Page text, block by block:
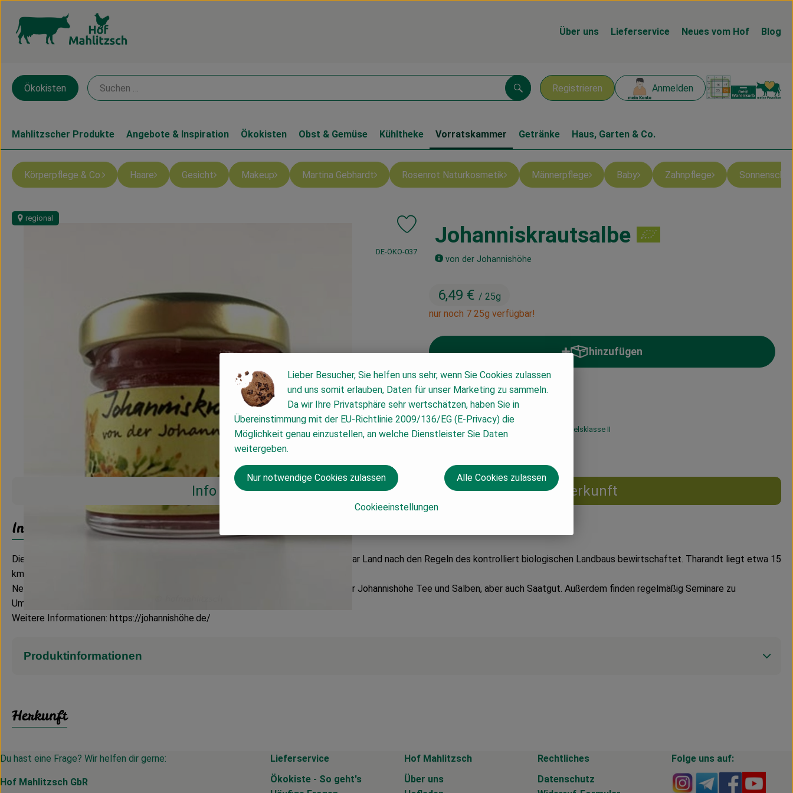
Über uns Lieferservice Neues vom Hof Blog
Registrieren Anmelden
Suchen
Ökokisten
Mahlitzscher Produkte Angebote & Inspiration Ökokisten Obst & Gemüse Kühltheke Vorratskammer Getränke Haus, Garten & Co.
Körperpflege & Co. Haare Gesicht Makeup Martina Gebhardt Rosenrot Naturkosmetik Männerpflege Baby Zahnpflege
Johanniskrautsalbe
von der Johannishöhe
6,49 € / 25g
nur noch 7 25g verfügbar!
regional
Produkt zu Favouriten hinzufügen
, Kontrollstelle:
DE-ÖKO-037
hinzufügen
Produkt zum Warenkorb hinzufügen
25g
#53776 6,49 €/ 25g Handelsklasse II
Info Herkunft
Info
Die Johannishöhe Tharandt ist ein kleinerer Landwirtschaftsbetrieb, der ca. 5 Hektar Land nach den Regeln des kontrolliert biologischen Landbaus bewirtschaftet. Tharandt liegt etwa 15
km von südwestlich von Dresden.
Neben Gemüse und Getreide vermarktet der Bereich des Garten- und Landbaus der Johannishöhe Tee und Salben, aber auch Saatgut. Außerdem finden regelmäßig Seminare zu
Umweltthemen sowie ein Naturmarkt in Tharandt statt.
Weitere Informationen: https://johannishöhe.de/
Produktinformationen
Herkunft
Du hast eine Frage? Wir helfen dir gerne:
Hof Mahlitzsch GbR
Lieferservice
Ökokiste - So geht's
Hof Mahlitzsch
Über uns
Rechtliches
Datenschutz
Folge uns auf:
Externer Link zu
Externer Link
Externer
Lieber Besucher, Sie helfen uns sehr, wenn Sie Cookies zulassen
und uns somit erlauben, Daten für unser Marketing zu sammeln.
Da wir Ihre Privatsphäre sehr wertschätzen, haben Sie in
Übereinstimmung mit der EU-Richtlinie 2009/136/EG (E-Privacy) die
Möglichkeit genau einzustellen, an welche Dienstleister Sie Daten
weitergeben.
Cookieeinstellungen
Nur notwendige Cookies zulassen Alle Cookies zulassen